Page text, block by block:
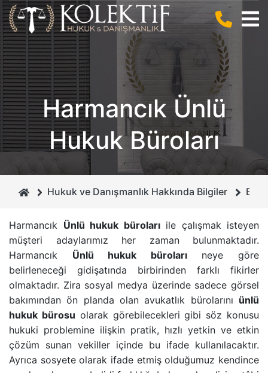
BIZ KIMIZ ?
KURUCUMUZ
CEZA HUKUKU
BILIŞIM HUKUKU
MIRAS HUKUKU
GAYRIMENKUL HUKUKU
BOŞANMA VE AILE HUKUKU
İCRA VE İFLAS HUKUKU
BORÇLAR HUKUKU
ANLAŞMALI BOŞANMA
BILIŞIM SUÇLARI
DOLANDIRICILIK SUÇU
CEZA MAHKEMELERI
İHTIYATI HACIZ
İSIM VE SOYISIM DEĞIŞIKLIĞI DAVASI
ÇEKIŞMELI BOŞANMA DAVASI
BANKA HESABINA KONULAN BLOKENIN
GAYRIMENKUL AVUKATI
HAKARET SUÇU
Harmancık Ünlü
Hukuk Büroları
Hukuk ve Danışmanlık Hakkında Bilgiler
Harmancık Ünlü hukuk bürolarıile çalışmak isteyen
müşteri adaylarımız her zaman bulunmaktadır.
Harmancık Ünlü hukuk bürolarıneye göre
belirleneceği gidişatında birbirinden farklı fikirler
olmaktadır. Zira sosyal medya üzerinde sadece görsel
bakımından ön planda olan avukatlık bürolarını ünlü
hukuk bürosu olarak görebilecekleri gibi söz konusu
hukuki problemine ilişkin pratik, hızlı yetkin ve etkin
çözüm sunan vekiller içinde bu ifade kullanılacaktır.
Ayrıca sosyete olarak ifade etmiş olduğumuz kendince